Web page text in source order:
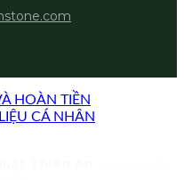
HOÀN TIỀN
CÁ NHÂN